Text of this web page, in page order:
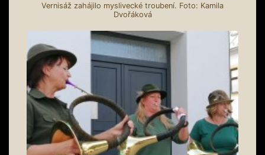
Vernisáž zahájilo myslivecké troubení. Foto: Kamila
Dvořáková